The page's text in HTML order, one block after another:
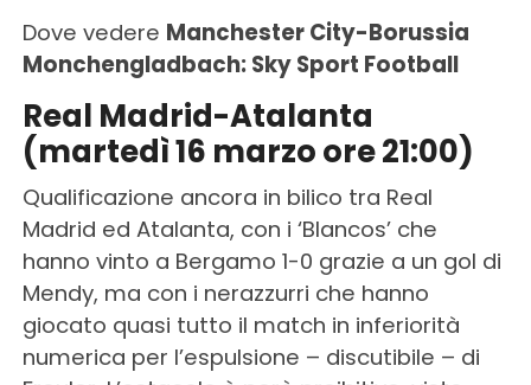
Dove vedere Manchester City-Borussia
Monchengladbach: Sky Sport Football
Real Madrid-Atalanta
(martedì 16 marzo ore 21:00)
Qualificazione ancora in bilico tra Real
Madrid ed Atalanta, con i ‘Blancos’ che
hanno vinto a Bergamo 1-0 grazie a un gol di
Mendy, ma con i nerazzurri che hanno
giocato quasi tutto il match in inferiorità
numerica per l’espulsione – discutibile – di